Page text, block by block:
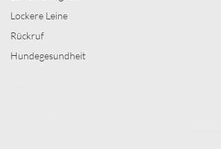
Lockere Leine
Rückruf
Hundegesundheit